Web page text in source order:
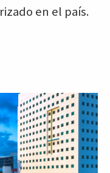
en el país.